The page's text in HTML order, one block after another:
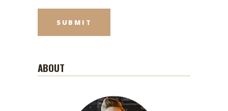
ABOUT